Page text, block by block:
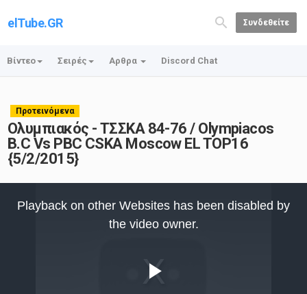
elTube.GR Συνδεθείτε
Βίντεο Σειρές Αρθρα Discord Chat
Προτεινόμενα
Ολυμπιακός - ΤΣΣΚΑ 84-76 / Olympiacos
B.C Vs PBC CSKA Moscow EL TOP16
{5/2/2015}
Playback on other Websites has been disabled by
the video owner.